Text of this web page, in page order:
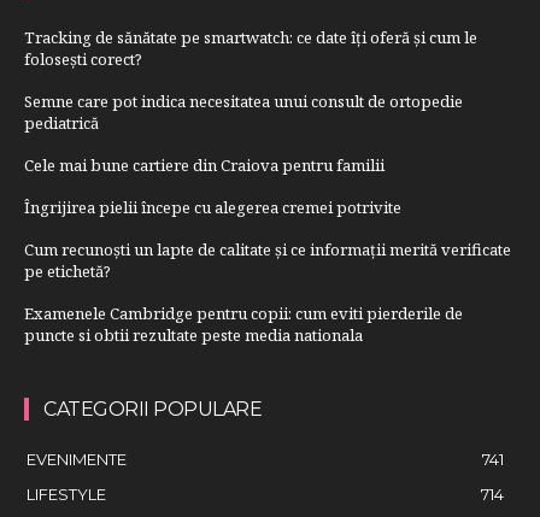
Tracking de sănătate pe smartwatch: ce date îți oferă și cum le
folosești corect?
Semne care pot indica necesitatea unui consult de ortopedie
pediatrică
Cele mai bune cartiere din Craiova pentru familii
Îngrijirea pielii începe cu alegerea cremei potrivite
Cum recunoști un lapte de calitate și ce informații merită verificate
pe etichetă?
Examenele Cambridge pentru copii: cum eviti pierderile de
puncte si obtii rezultate peste media nationala
CATEGORII POPULARE
EVENIMENTE
741
LIFESTYLE
714